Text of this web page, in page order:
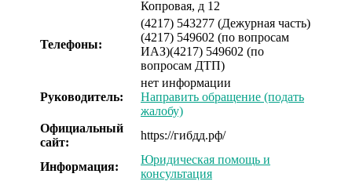
Копровая, д 12
Телефоны:
(4217) 543277 (Дежурная часть)
(4217) 549602 (по вопросам
ИАЗ)(4217) 549602 (по
вопросам ДТП)
Руководитель:
нет информации
Направить обращение (подать
жалобу)
Официальный
сайт:
https://гибдд.рф/
Информация:
Юридическая помощь и
консультация